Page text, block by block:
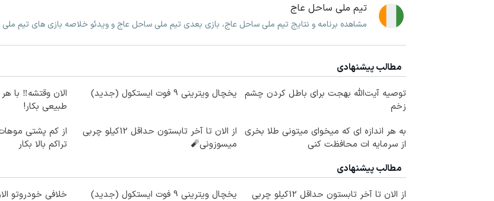
تیم ملی ساحل عاج
مشاهده برنامه و نتایج تیم ملی ساحل عاج، بازی بعدی تیم ملی ساحل عاج و ویدئو خلاصه بازی های تیم
مطالب پیشنهادی
توصیه آیت‌الله بهجت برای باطل کردن چشم
زخم
یخچال ویترینی 9 فوت ایستکول (جدید)
الان وقتشه‼️ با
طبیعی بکار!
به هر اندازه ای که میخوای میتونی طلا بخری
از سرمایه ات محافظت کنی
از الان تا آخر تابستون حداقل 12کیلو چربی
میسوزونی🧨
از کم پشتی
تراکم بالا بکار
مطالب پیشنهادی
از الان تا آخر تابستون حداقل 12کیلو چربی
یخچال ویترینی 9 فوت ایستکول (جدید)
خلافی خودروتو